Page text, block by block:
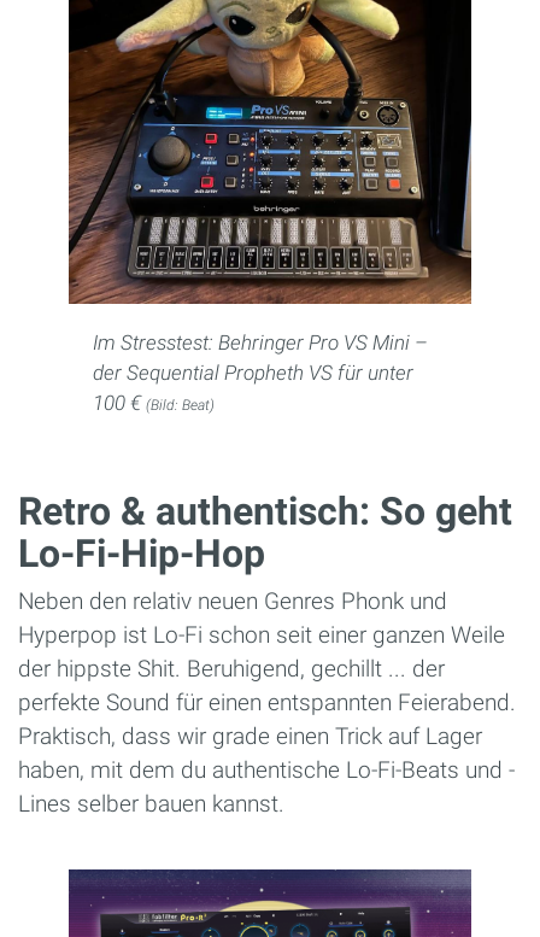
Im Stresstest: Behringer Pro VS Mini –
der Sequential Propheth VS für unter
100 € (Bild: Beat)
Retro & authentisch: So geht
Lo-Fi-Hip-Hop
Neben den relativ neuen Genres Phonk und
Hyperpop ist Lo-Fi schon seit einer ganzen Weile
der hippste Shit. Beruhigend, gechillt ... der
perfekte Sound für einen entspannten Feierabend.
Praktisch, dass wir grade einen Trick auf Lager
haben, mit dem du authentische Lo-Fi-Beats und -
Lines selber bauen kannst.